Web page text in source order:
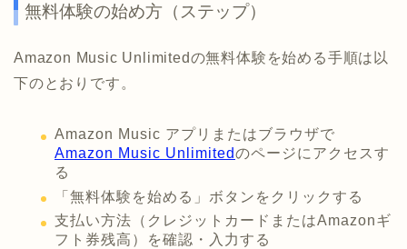
無料体験の始め方（ステップ）
Amazon Music Unlimitedの無料体験を始める手順は以
下のとおりです。
Amazon Music アプリまたはブラウザで
Amazon Music Unlimitedのページにアクセスす
る
「無料体験を始める」ボタンをクリックする
支払い方法（クレジットカードまたはAmazonギ
フト券残高）を確認・入力する